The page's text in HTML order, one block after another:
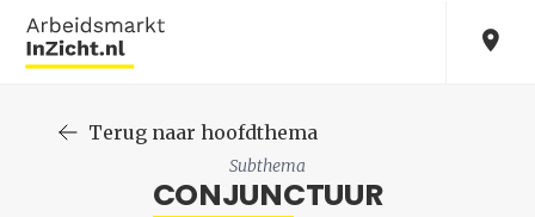
Terug naar hoofdthema
Subthema
CONJUNCTUUR